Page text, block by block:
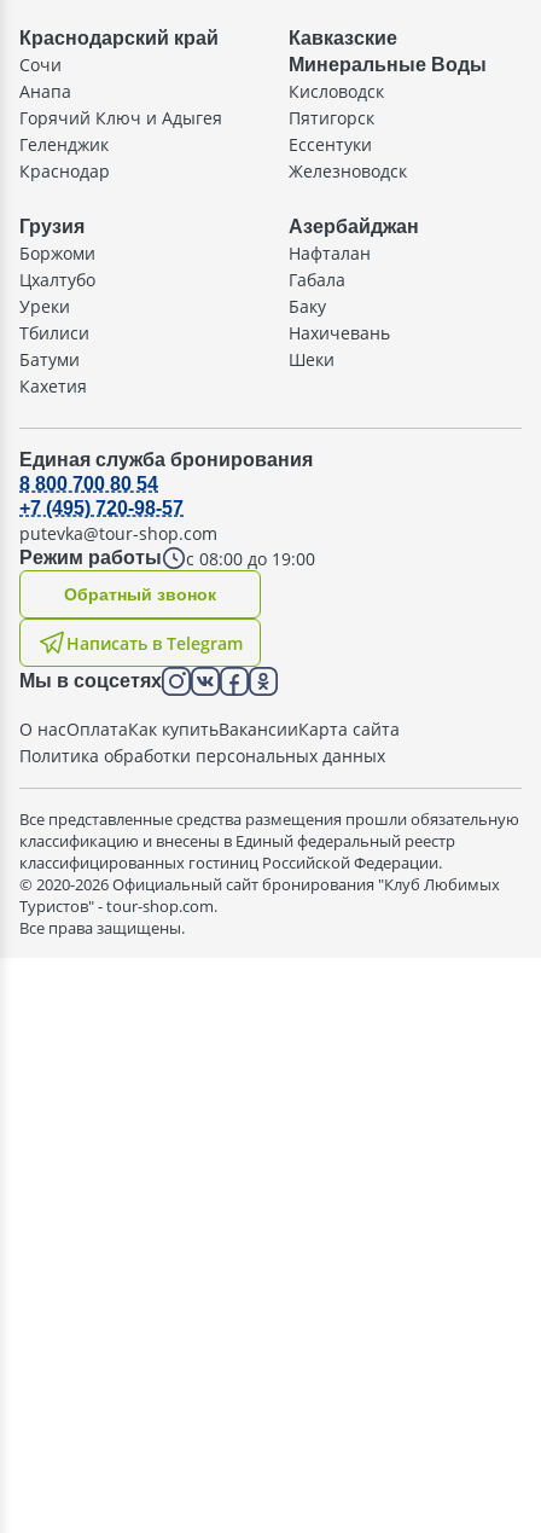
Краснодарский край
Сочи
Анапа
Горячий Ключ и Адыгея
Геленджик
Краснодар
Кавказские
Минеральные Воды
Кисловодск
Пятигорск
Ессентуки
Железноводск
Грузия
Боржоми
Цхалтубо
Уреки
Тбилиси
Батуми
Кахетия
Азербайджан
Нафталан
Габала
Баку
Нахичевань
Шеки
Единая служба бронирования
Режим работы с 08:00 до 19:00
8 800 700 80 54
+7 (495) 720-98-57
putevka@tour-shop.com
Написать в Telegram
Oбратный звонок
Мы в соцсетях
О насОплатаКак купитьВакансииКарта сайта
Политика обработки персональных данных
Все представленные средства размещения прошли обязательную
классификацию и внесены в Единый федеральный реестр
классифицированных гостиниц Российской Федерации.
© 2020-2026 Официальный сайт бронирования "Клуб Любимых
Туристов" - tour-shop.com.
Все права защищены.